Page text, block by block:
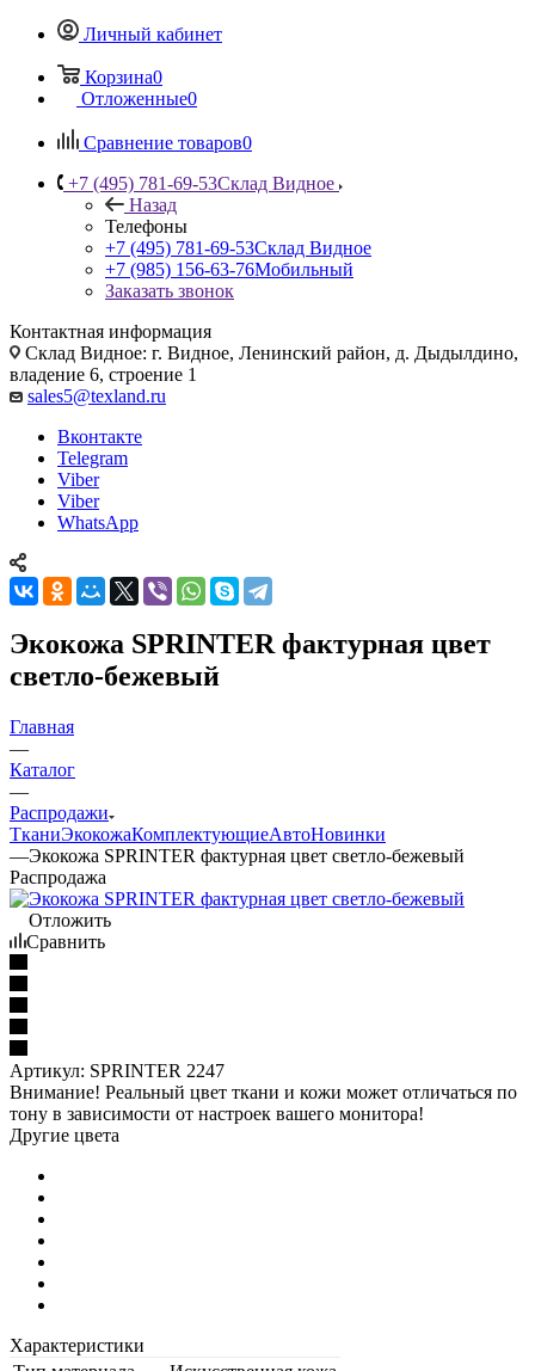
Личный кабинет
Корзина0
Отложенные0
Сравнение товаров0
+7 (495) 781-69-53Склад Видное
Назад
Телефоны
+7 (495) 781-69-53Склад Видное
+7 (985) 156-63-76Мобильный
Заказать звонок
Контактная информация
Склад Видное: г. Видное, Ленинский район, д. Дыдылдино,
владение 6, строение 1
sales5@texland.ru
Вконтакте
Telegram
Viber
Viber
WhatsApp
Экокожа SPRINTER фактурная цвет
светло-бежевый
Главная
—
Каталог
—
Распродажи
ТканиЭкокожаКомплектующиеАвтоНовинки
—Экокожа SPRINTER фактурная цвет светло-бежевый
Распродажа
Отложить
Сравнить
Артикул: SPRINTER 2247
Внимание! Реальный цвет ткани и кожи может отличаться по
тону в зависимости от настроек вашего монитора!
Другие цвета
Характеристики